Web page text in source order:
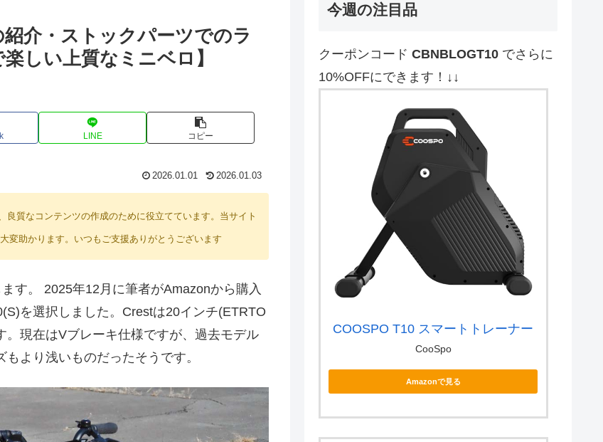
介・ストックパーツでのラ
しい上質なミニベロ】
LINE コピー
2026.01.01 2026.01.03
質なコンテンツの作成のために役立てています。当サイト
変助かります。いつもご支援ありがとうございます
す。 2025年12月に筆者がAmazonから購入
を選択しました。Crestは20インチ(ETRTO
現在はVブレーキ仕様ですが、過去モデル
より浅いものだったそうです。
今週の注目品
クーポンコード CBNBLOGT10 でさらに
10%OFFにできます！↓↓
COOSPO T10 スマートトレーナー
CooSpo
Amazonで見る